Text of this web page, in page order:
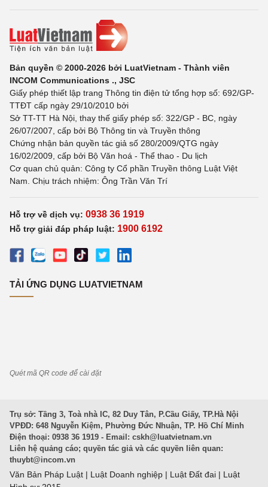
Bản quyền © 2000-2026 bởi LuatVietnam - Thành viên
INCOM Communications ., JSC
Giấy phép thiết lập trang Thông tin điện tử tổng hợp số: 692/GP-
TTĐT cấp ngày 29/10/2010 bởi
Sở TT-TT Hà Nội, thay thế giấy phép số: 322/GP - BC, ngày
26/07/2007, cấp bởi Bộ Thông tin và Truyền thông
Chứng nhận bản quyền tác giả số 280/2009/QTG ngày
16/02/2009, cấp bởi Bộ Văn hoá - Thể thao - Du lịch
Cơ quan chủ quản: Công ty Cổ phần Truyền thông Luật Việt
Nam. Chịu trách nhiệm: Ông Trần Văn Trí
Hỗ trợ về dịch vụ: 0938 36 1919
Hỗ trợ giải đáp pháp luật: 1900 6192
TẢI ỨNG DỤNG LUATVIETNAM
Quét mã QR code để cài đặt
Trụ sở: Tầng 3, Toà nhà IC, 82 Duy Tân, P.Cầu Giấy, TP.Hà Nội
VPĐD: 648 Nguyễn Kiệm, Phường Đức Nhuận, TP. Hồ Chí Minh
Điện thoại: 0938 36 1919 - Email: cskh@luatvietnam.vn
Liên hệ quảng cáo; quyền tác giả và các quyền liên quan:
thuybt@incom.vn
Văn Bản Pháp Luật | Luật Doanh nghiệp | Luật Đất đai | Luật